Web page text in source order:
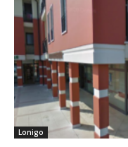
Lonigo